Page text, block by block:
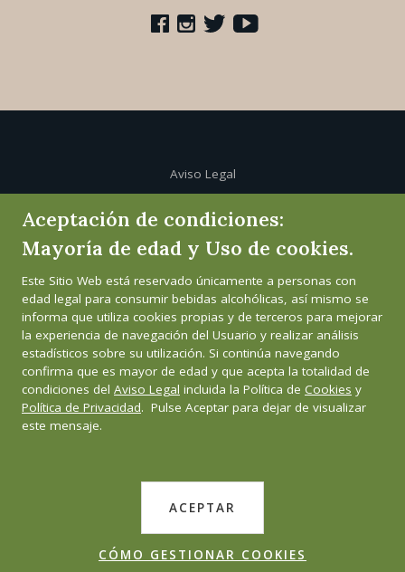
Aviso Legal
Política de cookies
Política de privacidad
Canal de informante
Aceptación de condiciones:
Mayoría de edad y Uso de cookies.
Este Sitio Web está reservado únicamente a personas con
edad legal para consumir bebidas alcohólicas, así mismo se
informa que utiliza cookies propias y de terceros para mejorar
la experiencia de navegación del Usuario y realizar análisis
estadísticos sobre su utilización. Si continúa navegando
confirma que es mayor de edad y que acepta la totalidad de
condiciones del Aviso Legal incluida la Política de Cookies y
Política de Privacidad. Pulse Aceptar para dejar de visualizar
este mensaje.
ACEPTAR
CÓMO GESTIONAR COOKIES